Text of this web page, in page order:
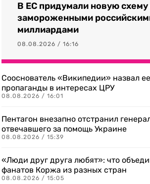
В ЕС придумали новую схему
замороженными
миллиардами
08.08.2026 / 16:16
Сооснователь «Википедии» назвал
пропаганды в интересах ЦРУ
08.08.2026 / 16:01
Пентагон внезапно отстранил
отвечавшего за помощь Украине
08.08.2026 / 15:39
«Люди друг друга любят»: что
фанатов Коржа из разных стран
08.08.2026 / 15:05